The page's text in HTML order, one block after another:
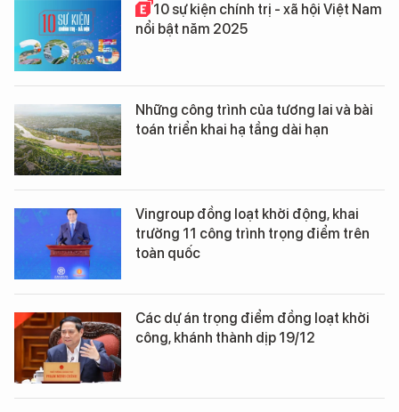
10 sự kiện chính trị - xã hội Việt Nam
nổi bật năm 2025
Những công trình của tương lai và bài
toán triển khai hạ tầng dài hạn
Vingroup đồng loạt khởi động, khai
trường 11 công trình trọng điểm trên
toàn quốc
Các dự án trọng điểm đồng loạt khởi
công, khánh thành dịp 19/12